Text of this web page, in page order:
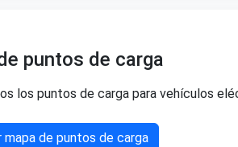
puntos de carga
los puntos de carga para vehículos
mapa de puntos de carga